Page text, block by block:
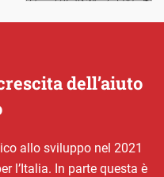
dell’aiuto
allo sviluppo nel 2021
l’Italia. In parte questa è